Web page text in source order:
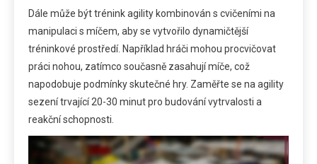
Dále může být trénink agility kombinován s cvičeními na
manipulaci s míčem, aby se vytvořilo dynamičtější
tréninkové prostředí. Například hráči mohou procvičovat
práci nohou, zatímco současně zasahují míče, což
napodobuje podmínky skutečné hry. Zaměřte se na agility
sezení trvající 20-30 minut pro budování vytrvalosti a
reakční schopnosti.